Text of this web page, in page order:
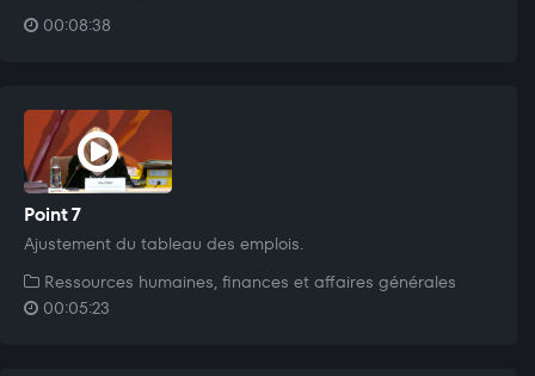
00:08:38
Point 7
Ajustement du tableau des emplois.
Ressources humaines, finances et affaires générales
00:05:23